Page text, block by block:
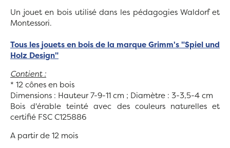
Un jouet en bois utilisé dans les pédagogies Waldorf et
Montessori.
Tous les jouets en bois de la marque Grimm's "Spiel und
Holz Design"
Contient :
* 12 cônes en bois
Dimensions : Hauteur 7-9-11 cm ; Diamètre : 3-3,5-4 cm
Bois d'érable teinté avec des couleurs naturelles et
certifié FSC C125886
A partir de 12 mois